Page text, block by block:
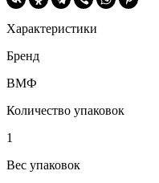
Характеристики
Бренд
ВМФ
Количество упаковок
1
Вес упаковок